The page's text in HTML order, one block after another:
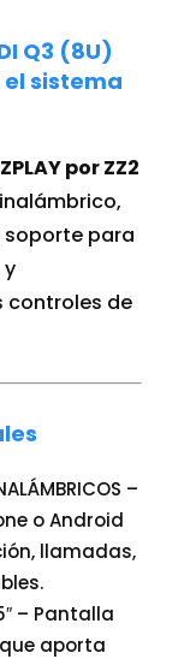
Q3 (8U)
sistema
por ZZ2
soporte para
de
–
o Android
llamadas,
– Pantalla
aporta